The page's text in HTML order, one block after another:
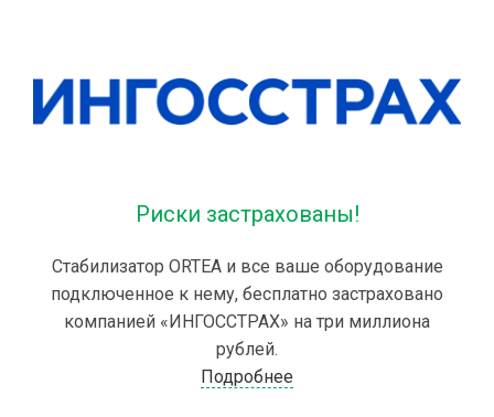
Риски застрахованы!
Стабилизатор ORTEA и все ваше оборудование
подключенное к нему, бесплатно застраховано
компанией «ИНГОССТРАХ» на три миллиона
рублей.
Подробнее